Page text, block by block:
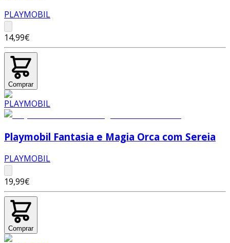
PLAYMOBIL
14,99€
Comprar
Playmobil Fantasia e Magia Orca com Sereia
PLAYMOBIL
19,99€
Comprar